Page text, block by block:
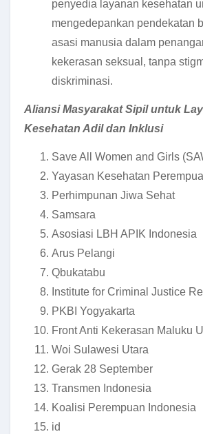
penyedia layanan kesehatan
mengedepankan pendekatan
asasi manusia dalam
kekerasan seksual, tanpa
diskriminasi.
Aliansi Masyarakat Sipil untuk
Kesehatan Adil dan Inklusi
Save All Women and Girls
Yayasan Kesehatan
Perhimpunan Jiwa Sehat
Samsara
Asosiasi LBH APIK Indonesia
Arus Pelangi
Qbukatabu
Institute for Criminal Justice
PKBI Yogyakarta
Front Anti Kekerasan Maluku
Woi Sulawesi Utara
Gerak 28 September
Transmen Indonesia
Koalisi Perempuan Indonesia
id